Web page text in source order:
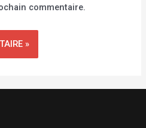
commentaire.